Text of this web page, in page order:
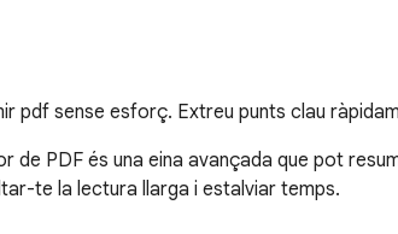
pdf sense esforç. Extreu punts clau
de PDF és una eina avançada que pot
te la lectura llarga i estalviar temps.